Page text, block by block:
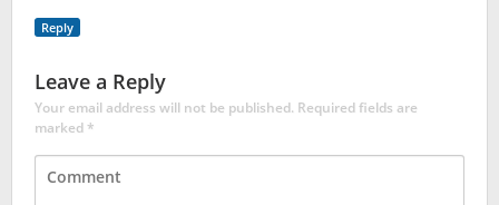
Reply
Leave a Reply
Your email address will not be published. Required fields are
marked*